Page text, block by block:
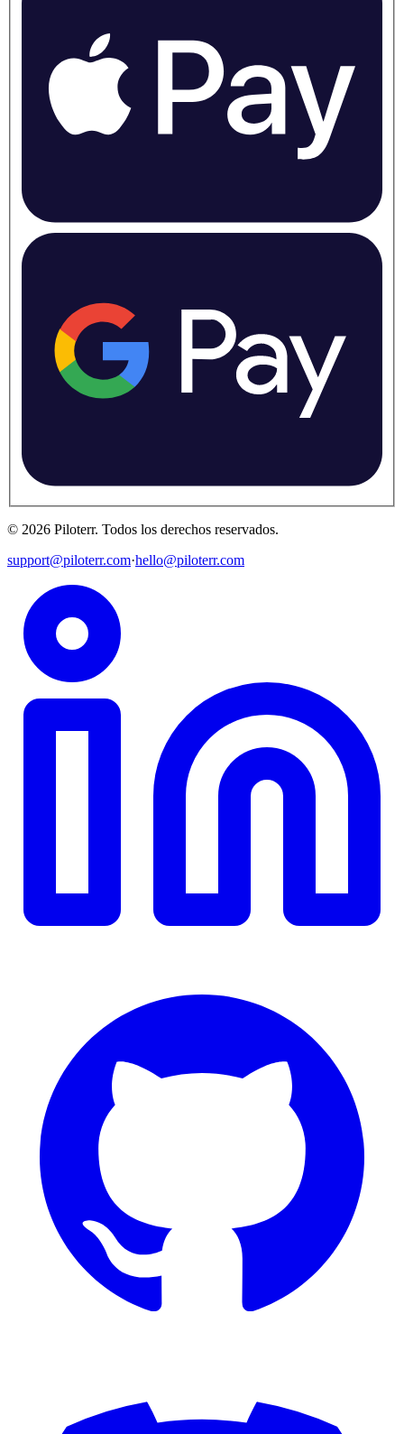
© 2026 Piloterr. Todos los derechos reservados.
support@piloterr.com·hello@piloterr.com